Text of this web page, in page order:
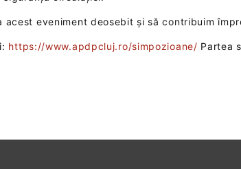
acest eveniment deosebit și să contribuim
https://www.apdpcluj.ro/simpozioane/ Partea